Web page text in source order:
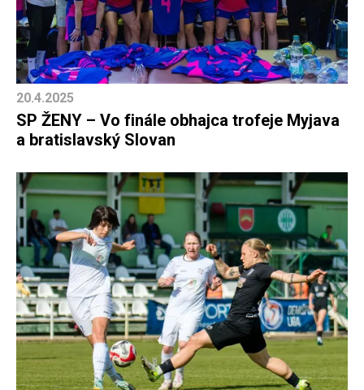
20.4.2025
SP ŽENY – Vo finále obhajca trofeje Myjava
a bratislavský Slovan